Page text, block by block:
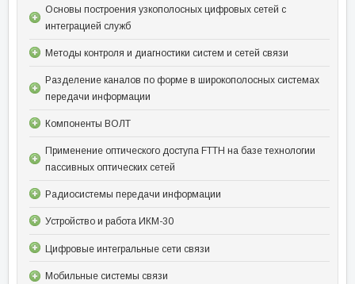
Основы построения узкополосных цифровых сетей с
интеграцией служб
Методы контроля и диагностики систем и сетей связи
Разделение каналов по форме в широкополосных системах
передачи информации
Компоненты ВОЛТ
Применение оптического доступа FTTH на базе технологии
пассивных оптических сетей
Радиосистемы передачи информации
Устройство и работа ИКМ-30
Цифровые интегральные сети связи
Мобильные системы связи